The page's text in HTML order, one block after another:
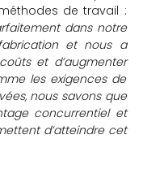
de travail :
dans notre
et nous a
et d’augmenter
les exigences de
nous savons que
concurrentiel et
d’atteindre cet